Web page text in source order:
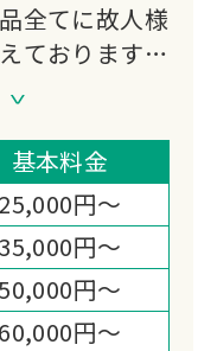
全てに故人様
ております。
ひとつ丁寧に
の合わせて丁
難物がある場
。
ります。
りや丁寧な作
ぞお気軽にお
基本料金
25,000円～
35,000円～
50,000円～
60,000円～